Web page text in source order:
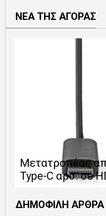
ΝΕΑ ΤΗΣ ΑΓΟΡΑΣ
Μετατροπέας
Type-C αρσ. σε
ΔΗΜΟΦΙΛΗ ΑΡΘΡΑ